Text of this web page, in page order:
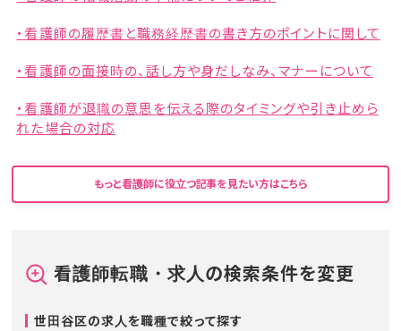
・看護師の履歴書と職務経歴書の書き方のポイントに関して
・看護師の面接時の、話し方や身だしなみ、マナーについて
・看護師が退職の意思を伝える際のタイミングや引き止めら
れた場合の対応
もっと看護師に役立つ記事を見たい方はこちら
看護師転職・求人の検索条件を変更
世田谷区の求人を職種で絞って探す